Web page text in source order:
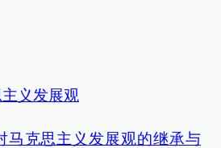
义发展观
马克思主义发展观的继承与